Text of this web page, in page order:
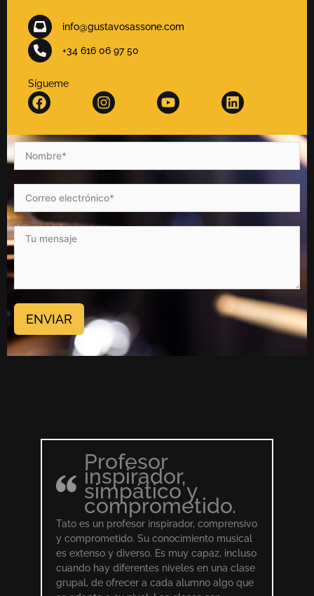
info@gustavosassone.com
+34 616 06 97 50
Sígueme
ENVIAR
Profesor
inspirador,
simpático y
comprometido.
Tato es un profesor inspirador, comprensivo
y comprometido. Su conocimiento musical
es extenso y diverso. Es muy capaz, incluso
cuando hay diferentes niveles en una clase
grupal, de ofrecer a cada alumno algo que